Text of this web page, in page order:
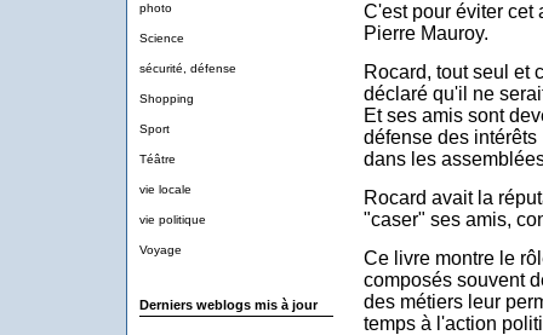
photo
Science
sécurité, défense
Shopping
Sport
Téâtre
vie locale
vie politique
Voyage
Derniers weblogs mis à jour
C'est pour éviter cet
Pierre Mauroy.
Rocard, tout seul et
déclaré qu'il ne
Et ses amis sont
défense des
dans les
Rocard avait la
"caser" ses amis,
Ce livre montre le
composés souvent
des métiers leur
temps à l'action